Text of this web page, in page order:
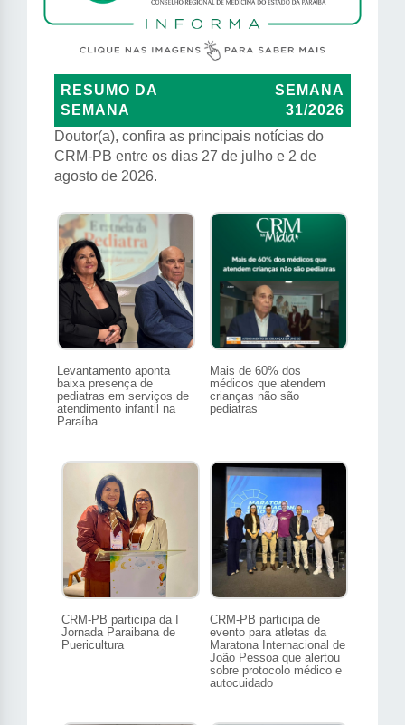
RESUMO DA
SEMANA
SEMANA
31/2026
Doutor(a), confira as principais notícias do
CRM-PB entre os dias 27 de julho e 2 de
agosto de 2026.
Levantamento aponta
baixa presença de
pediatras em serviços de
atendimento infantil na
Paraíba
Mais de 60% dos
médicos que atendem
crianças não são
pediatras
CRM-PB participa da I
Jornada Paraibana de
Puericultura
CRM-PB participa de
evento para atletas da
Maratona Internacional de
João Pessoa que alertou
sobre protocolo médico e
autocuidado